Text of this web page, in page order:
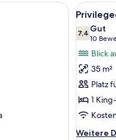
und einem Balkon mit
mit zwei Betten, einem
Alle
Fotos
für
Superior
Ocean
View
4
7,47,4 von
Gut
10
(10
Blick
35 m²
Platz
1
Weitere
Weitere